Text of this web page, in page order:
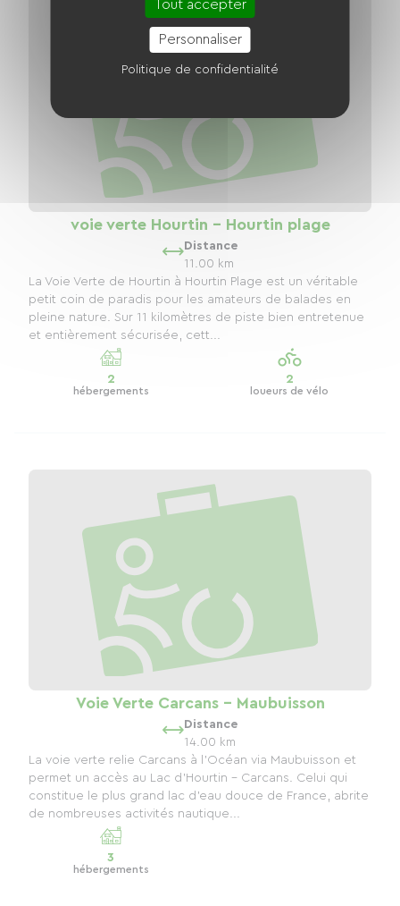
voie verte Hourtin - Hourtin plage
Distance
11.00 km
La Voie Verte de Hourtin à Hourtin Plage est un véritable
petit coin de paradis pour les amateurs de balades en
pleine nature. Sur 11 kilomètres de piste bien entretenue
et entièrement sécurisée, cett...
2
hébergements
2
loueurs de vélo
Voie Verte Carcans - Maubuisson
Distance
14.00 km
La voie verte relie Carcans à l'Océan via Maubuisson et
permet un accès au Lac d'Hourtin - Carcans. Celui qui
constitue le plus grand lac d'eau douce de France, abrite
de nombreuses activités nautique...
3
hébergements
Tout accepter
Personnaliser
Politique de confidentialité